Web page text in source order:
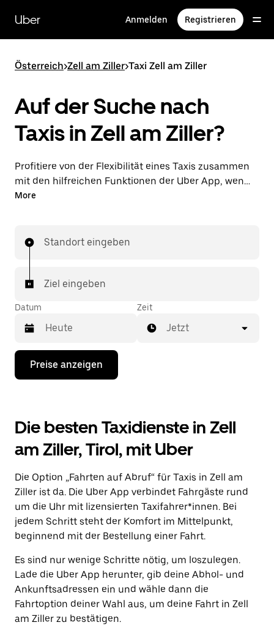
zum
Hauptinhalt
Uber Anmelden Registrieren
Österreich>Zell am Ziller>Taxi Zell am Ziller
Auf der Suche nach
Taxis in Zell am Ziller?
Profitiere von der Flexibilität eines Taxis zusammen
mit den hilfreichen Funktionen der Uber App, wenn
du Fahrten über die Uber App in Zell am Ziller
bestellen und dir günstige Vorab-Fixpreise für jede
More
Standort eingeben
Ziel eingeben
Datum
Drücke
Nach-
mit
dem
Kalender
zu
und
ein
Datum
auszuwählen.
Drücke
die
Escape-
Taste,
um
den
Kalender
zu
schließen.
Zeit
Jetzt
Preise anzeigen
Die besten Taxidienste in Zell
am Ziller, Tirol, mit Uber
Die Option „Fahrten auf Abruf“ für Taxis in Zell am
Ziller ist da. Die Uber App verbindet Fahrgäste rund
um die Uhr mit lizensierten Taxifahrer*innen. Bei
jedem Schritt steht der Komfort im Mittelpunkt,
beginnend mit der Bestellung einer Fahrt.
Es sind nur wenige Schritte nötig, um loszulegen.
Lade die Uber App herunter, gib deine Abhol- und
Ankunftsadressen ein und wähle dann die
Fahrtoption deiner Wahl aus, um deine Fahrt in Zell
am Ziller zu bestätigen.